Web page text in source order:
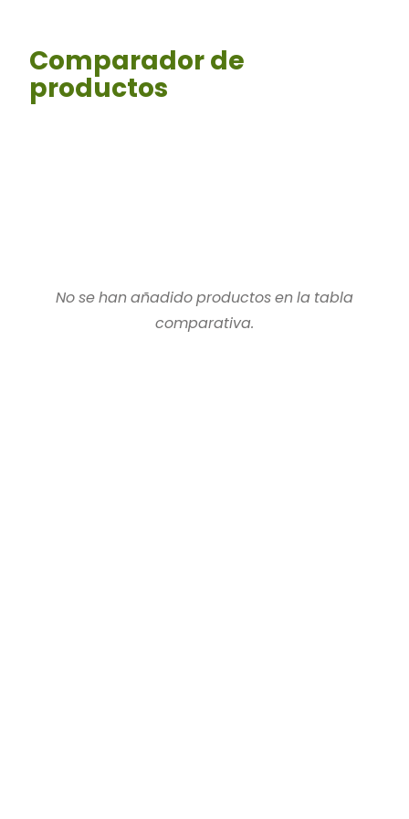
Comparador de
productos
No se han añadido productos en la tabla
comparativa.